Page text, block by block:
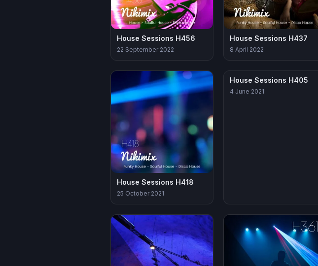
House Sessions H456
22 September 2022
House Sessions H437
8 April 2022
House Sessions H418
25 October 2021
House Sessions H405
4 June 2021